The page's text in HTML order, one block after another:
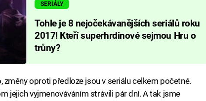
SERIÁLY
Tohle je 8 nejočekávanějších seriálů roku
2017! Kteří superhrdinové sejmou Hru o
trůny?
změny oproti předloze jsou v seriálu celkem početné.
jejich vyjmenováváním strávili pár dní. A tak jsme